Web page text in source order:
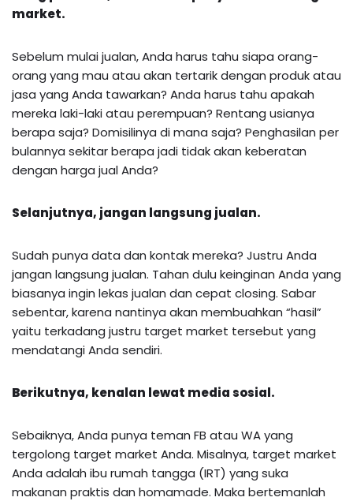
market.
Sebelum mulai jualan, Anda harus tahu siapa orang-
orang yang mau atau akan tertarik dengan produk atau
jasa yang Anda tawarkan? Anda harus tahu apakah
mereka laki-laki atau perempuan? Rentang usianya
berapa saja? Domisilinya di mana saja? Penghasilan per
bulannya sekitar berapa jadi tidak akan keberatan
dengan harga jual Anda?
Selanjutnya, jangan langsung jualan.
Sudah punya data dan kontak mereka? Justru Anda
jangan langsung jualan. Tahan dulu keinginan Anda yang
biasanya ingin lekas jualan dan cepat closing. Sabar
sebentar, karena nantinya akan membuahkan “hasil”
yaitu terkadang justru target market tersebut yang
mendatangi Anda sendiri.
Berikutnya, kenalan lewat media sosial.
Sebaiknya, Anda punya teman FB atau WA yang
tergolong target market Anda. Misalnya, target market
Anda adalah ibu rumah tangga (IRT) yang suka
makanan praktis dan homamade. Maka bertemanlah